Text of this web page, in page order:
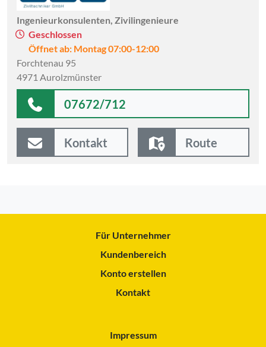
Ingenieurkonsulenten, Zivilingenieure
Geschlossen
Öffnet ab: Montag 07:00-12:00
Forchtenau 95
4971 Aurolzmünster
07672/712
Kontakt Route
Für Unternehmer
Kundenbereich
Konto erstellen
Kontakt
Impressum